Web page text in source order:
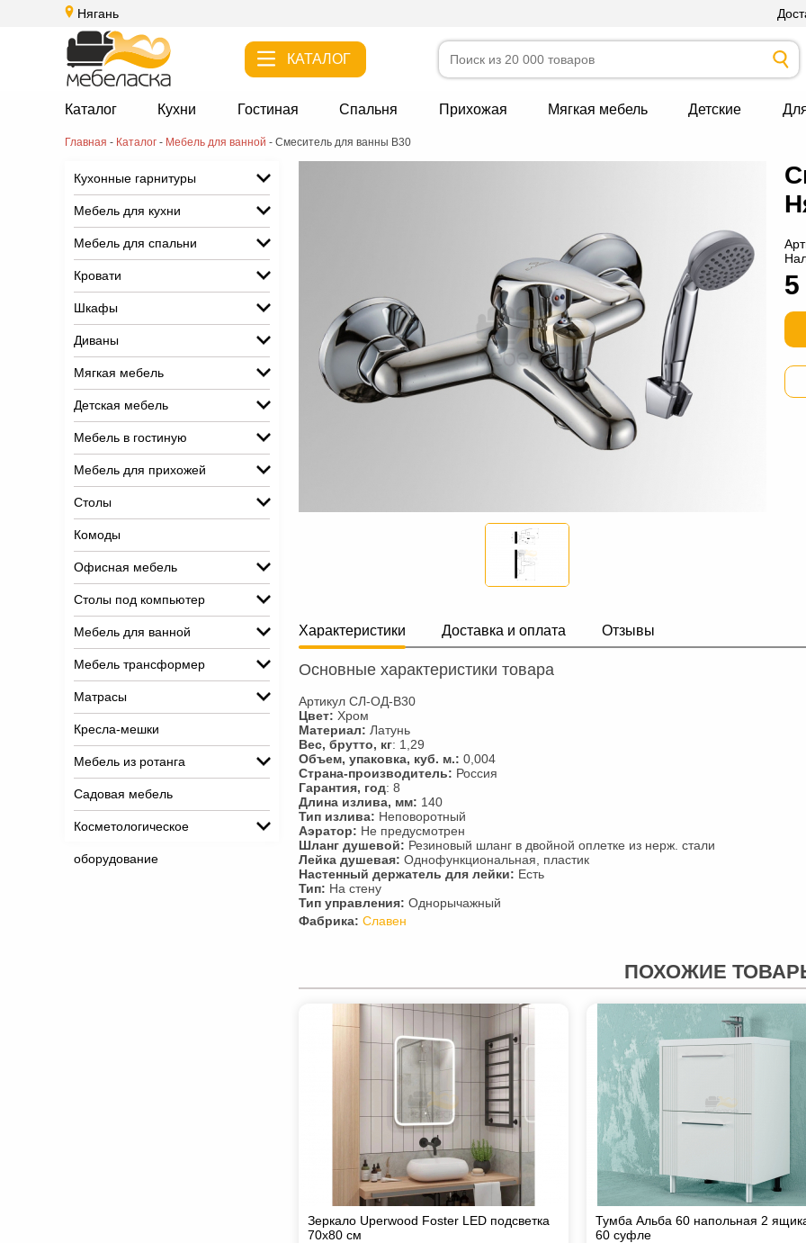
Нягань
КАТАЛОГ
Каталог Кухни Гостиная Спальня Прихожая Мягкая мебель Детские
Главная - Каталог - Мебель для ванной - Смеситель для ванны В30
Кухонные гарнитуры
Мебель для кухни
Мебель для спальни
Кровати
Шкафы
Диваны
Мягкая мебель
Детская мебель
Мебель в гостиную
Мебель для прихожей
Столы
Комоды
Офисная мебель
Столы под компьютер
Мебель для ванной
Мебель трансформер
Матрасы
Кресла-мешки
Мебель из ротанга
Садовая мебель
Косметологическое
оборудование
5
Характеристики Доставка и оплата Отзывы
Основные характеристики товара
Артикул СЛ-ОД-В30
Цвет: Хром
Материал: Латунь
Вес, брутто, кг: 1,29
Объем, упаковка, куб. м.: 0,004
Страна-производитель: Россия
Гарантия, год: 8
Длина излива, мм: 140
Тип излива: Неповоротный
Аэратор: Не предусмотрен
Шланг душевой: Резиновый шланг в двойной оплетке из нерж. стали
Лейка душевая: Однофункциональная, пластик
Настенный держатель для лейки: Есть
Тип: На стену
Тип управления: Однорычажный
Фабрика: Славен
ПОХОЖИЕ
Зеркало Uperwood Foster LED подсветка
70х80 см
Тумба Альба 60 напольная 2
60 суфле